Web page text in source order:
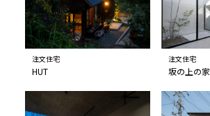
注文住宅
HUT
注文住宅
坂の上の家